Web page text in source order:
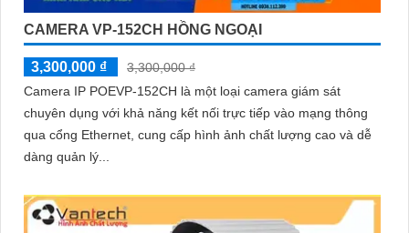
CAMERA VP-152CH HỒNG NGOẠI
3,300,000 ₫
3,300,000 ₫
Camera IP POEVP-152CH là một loại camera giám sát
chuyên dụng với khả năng kết nối trực tiếp vào mạng thông
qua cổng Ethernet, cung cấp hình ảnh chất lượng cao và dễ
dàng quản lý...